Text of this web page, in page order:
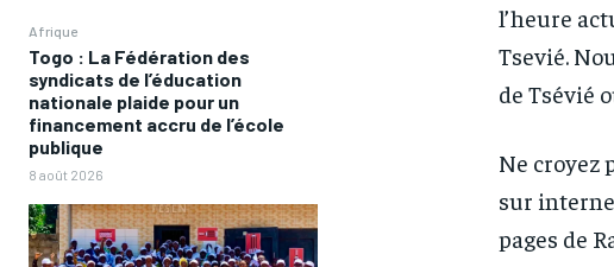
FOREVER
FOREVER
Afrique
Togo : La Fédération des
syndicats de l’éducation
nationale plaide pour un
financement accru de l’école
publique
8 août 2026
l’heure
Tsevié.
de Tsévié
Ne croyez
sur
pages de